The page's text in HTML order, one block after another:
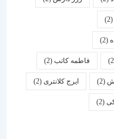
فاطمه کاتب(2)
ایرج کلانتری (2)